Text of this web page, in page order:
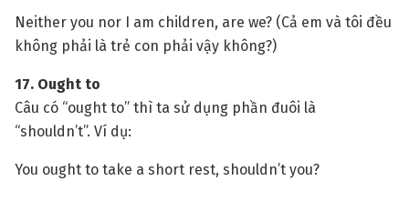
Neither you nor I am children, are we? (Cả em và tôi đều
không phải là trẻ con phải vậy không?)
17. Ought to
Câu có “ought to” thì ta sử dụng phần đuôi là
“shouldn’t”. Ví dụ:
You ought to take a short rest, shouldn’t you?